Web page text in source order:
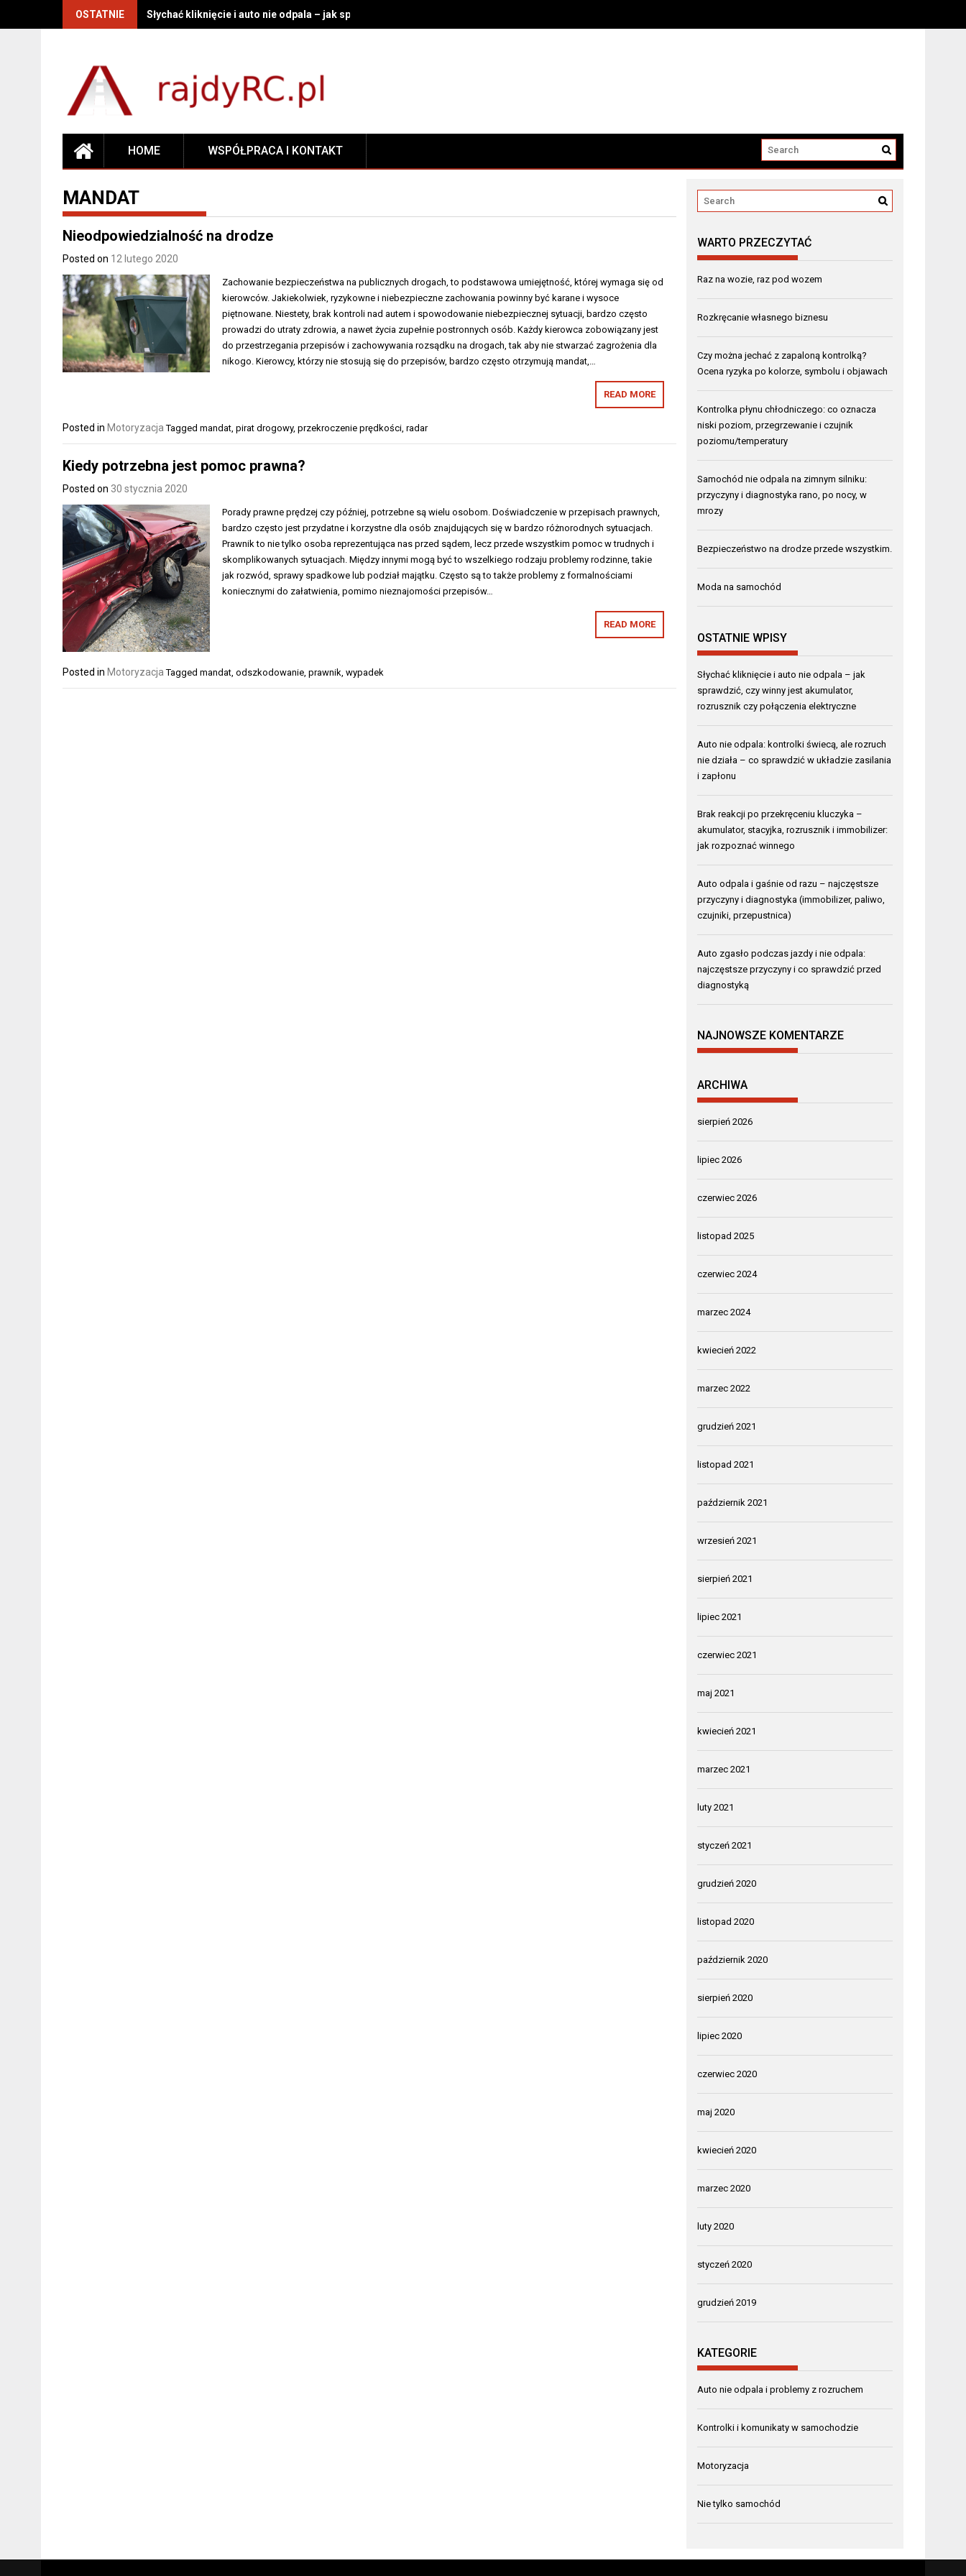
OSTATNIE Słychać kliknięcie i auto nie odpala – jak sprawdzić, czy winny jest akumulator, rozrusznik czy połączenia elektryczne
HOME WSPÓŁPRACA I KONTAKT
MANDAT
Nieodpowiedzialność na drodze
Posted on 12 lutego 2020
Zachowanie bezpieczeństwa na publicznych drogach, to podstawowa umiejętność, której wymaga się od
kierowców. Jakiekolwiek, ryzykowne i niebezpieczne zachowania powinny być karane i wysoce
piętnowane. Niestety, brak kontroli nad autem i spowodowanie niebezpiecznej sytuacji, bardzo często
prowadzi do utraty zdrowia, a nawet życia zupełnie postronnych osób. Każdy kierowca zobowiązany jest
do przestrzegania przepisów i zachowywania rozsądku na drogach, tak aby nie stwarzać zagrożenia dla
nikogo. Kierowcy, którzy nie stosują się do przepisów, bardzo często otrzymują mandat,…
READ MORE
Posted in Motoryzacja Tagged mandat pirat drogowy, przekroczenie prędkości radar
Kiedy potrzebna jest pomoc prawna?
Posted on 30 stycznia 2020
Porady prawne prędzej czy później, potrzebne są wielu osobom. Doświadczenie w przepisach prawnych,
bardzo często jest przydatne i korzystne dla osób znajdujących się w bardzo różnorodnych sytuacjach.
Prawnik to nie tylko osoba reprezentująca nas przed sądem, lecz przede wszystkim pomoc w trudnych i
skomplikowanych sytuacjach. Między innymi mogą być to wszelkiego rodzaju problemy rodzinne, takie
jak rozwód, sprawy spadkowe lub podział majątku. Często są to także problemy z formalnościami
koniecznymi do załatwienia, pomimo nieznajomości przepisów…
READ MORE
Posted in Motoryzacja Tagged mandat, odszkodowanie, prawnik, wypadek
WARTO PRZECZYTAĆ
Raz na wozie, raz pod wozem
Rozkręcanie własnego biznesu
Czy można jechać z zapaloną kontrolką?
Ocena ryzyka po kolorze, symbolu i objawach
Kontrolka płynu chłodniczego: co oznacza
niski poziom, przegrzewanie i czujnik
poziomu/temperatury
Samochód nie odpala na zimnym silniku:
przyczyny i diagnostyka rano, po nocy, w
mrozy
Bezpieczeństwo na drodze przede wszystkim.
Moda na samochód
OSTATNIE WPISY
Słychać kliknięcie i auto nie odpala – jak
sprawdzić, czy winny jest akumulator,
rozrusznik czy połączenia elektryczne
Auto nie odpala: kontrolki świecą, ale rozruch
nie działa – co sprawdzić w układzie zasilania
i zapłonu
Brak reakcji po przekręceniu kluczyka –
akumulator, stacyjka, rozrusznik i immobilizer:
jak rozpoznać winnego
Auto odpala i gaśnie od razu – najczęstsze
przyczyny i diagnostyka (immobilizer, paliwo,
czujniki, przepustnica)
Auto zgasło podczas jazdy i nie odpala:
najczęstsze przyczyny i co sprawdzić przed
diagnostyką
NAJNOWSZE KOMENTARZE
ARCHIWA
sierpień 2026
lipiec 2026
czerwiec 2026
listopad 2025
czerwiec 2024
marzec 2024
kwiecień 2022
marzec 2022
grudzień 2021
listopad 2021
październik 2021
wrzesień 2021
sierpień 2021
lipiec 2021
czerwiec 2021
maj 2021
kwiecień 2021
marzec 2021
luty 2021
styczeń 2021
grudzień 2020
listopad 2020
październik 2020
sierpień 2020
lipiec 2020
czerwiec 2020
maj 2020
kwiecień 2020
marzec 2020
luty 2020
styczeń 2020
grudzień 2019
KATEGORIE
Auto nie odpala i problemy z rozruchem
Kontrolki i komunikaty w samochodzie
Motoryzacja
Nie tylko samochód